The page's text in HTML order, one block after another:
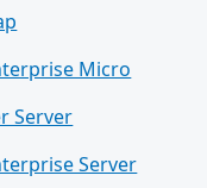
Micro
Server
Server